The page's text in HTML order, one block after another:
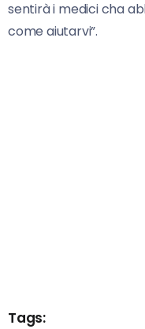
sentirà i medici cha
come aiutarvi”.
Tags: